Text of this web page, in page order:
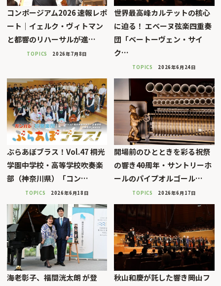
コンポージアム2026 速報レポ
ート｜イェルク・ヴィトマン
と都響のリハーサルが進…
TOPICS 2026年7月8日
世界最高峰カルテットの核心
に迫る！ エベーヌ弦楽四重奏
団「ベートーヴェン・サイ
ク…
TOPICS 2026年6月24日
ぶらあぼブラス！Vol.47 桐光
学園中学校・高等学校吹奏楽
部（神奈川県）「コン…
TOPICS 2026年6月18日
開場前のひとときを彩る祝祭
の響き――40周年・サントリーホ
ールのパイプオルゴール…
TOPICS 2026年6月17日
海老彰子、福間洸太朗 が登
秋山和慶が託した響き――岡山フ